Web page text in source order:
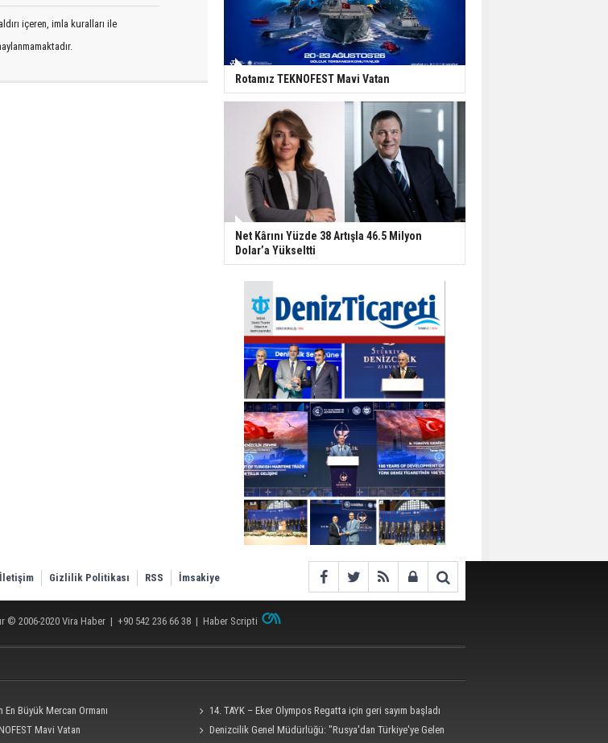
içeren, imla kuralları ile
Rotamız TEKNOFEST Mavi Vatan
Net Kârını Yüzde 38 Artışla 46.5 Milyon
Dolar’a Yükseltti
İletişim Gizlilik Politikası RSS İmsakiye
© 2006-2020Vira Haber | +90 542 236 66 38 | Haber Scripti
En Büyük Mercan Ormanı
14. TAYK – Eker Olympos Regatta için geri sayım başladı
Mavi Vatan Denizcilik Genel Müdürlüğü: "Rusya'dan Türkiye'ye Gelen